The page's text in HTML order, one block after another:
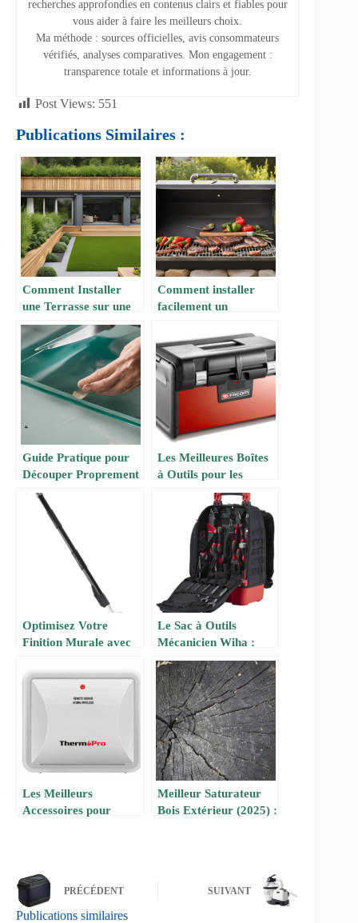
recherches approfondies en contenus clairs et fiables pour
vous aider à faire les meilleurs choix.
Ma méthode : sources officielles, avis consommateurs
vérifiés, analyses comparatives. Mon engagement :
transparence totale et informations à jour.
Post Views: 551
Publications Similaires :
Comment Installer
une Terrasse sur une
Pelouse ?
Comment installer
facilement un
vos grillades estivales
? par FUTURA
SCIENCES
Guide Pratique pour
Découper Proprement
du Plexiglas
Les Meilleures Boîtes
à Outils pour les
Bricoleurs : Guide
d’Achat 2024
Optimisez Votre
Finition Murale avec
Plate Rétractable
Le Sac à Outils
Mécanicien Wiha :
Praticité et
Performance
Les Meilleurs
Accessoires pour
Performance &
Économies
Meilleur Saturateur
Bois Extérieur (2025) :
PRÉCÉDENT SUIVANT
Publications similaires